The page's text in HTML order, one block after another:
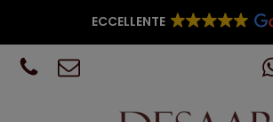
ECCELLENTE